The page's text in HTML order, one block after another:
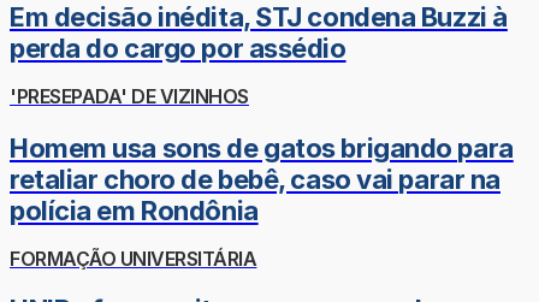
Em decisão inédita, STJ condena Buzzi à
perda do cargo por assédio
'PRESEPADA' DE VIZINHOS
Homem usa sons de gatos brigando para
retaliar choro de bebê, caso vai parar na
polícia em Rondônia
FORMAÇÃO UNIVERSITÁRIA